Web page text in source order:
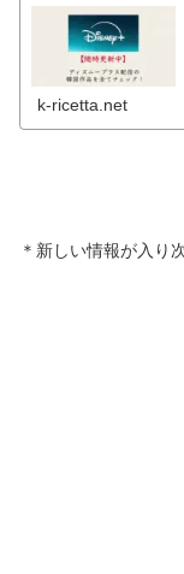
k-ricetta.net
＊新しい情報が入り